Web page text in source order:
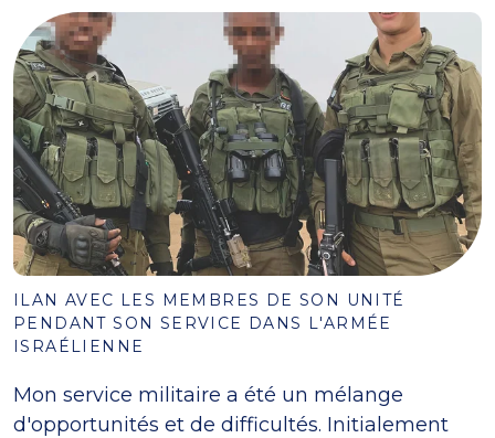
ILAN AVEC LES MEMBRES DE SON UNITÉ
PENDANT SON SERVICE DANS L'ARMÉE
ISRAÉLIENNE
Mon service militaire a été un mélange
d'opportunités et de difficultés. Initialement